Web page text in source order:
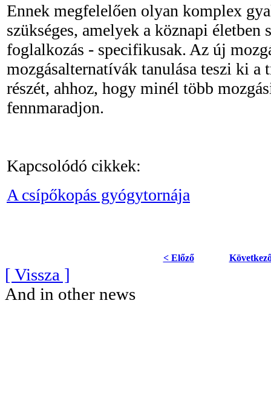
Ennek megfelelően olyan komplex
szükséges, amelyek a köznapi életben
foglalkozás - specifikusak. Az új
mozgásalternatívák tanulása teszi ki a
részét, ahhoz, hogy minél több
fennmaradjon.
Kapcsolódó cikkek:
A csípőkopás gyógytornája
< Előző
[ Vissza ]
And in other news